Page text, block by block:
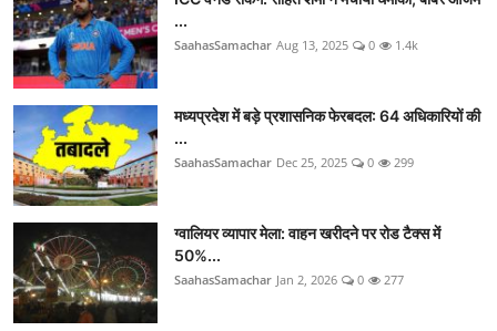
...
SaahasSamachar Aug 13, 2025 0 1.4k
मध्यप्रदेश में बड़े प्रशासनिक फेरबदल: 64 अधिकारियों की
...
SaahasSamachar Dec 25, 2025 0 299
ग्वालियर व्यापार मेला: वाहन खरीदने पर रोड टैक्स में
50%...
SaahasSamachar Jan 2, 2026 0 277